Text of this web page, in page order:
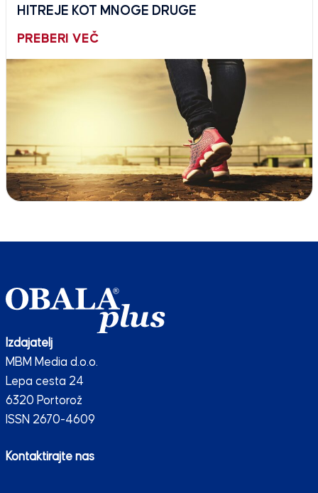
HITREJE KOT MNOGE DRUGE
PREBERI VEČ
Izdajatelj
MBM Media d.o.o.
Lepa cesta 24
6320 Portorož
ISSN 2670-4609
Kontaktirajte nas